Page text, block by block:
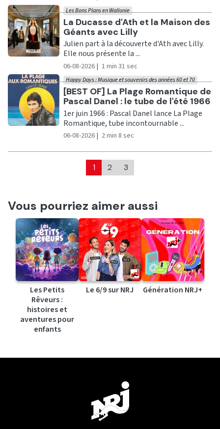
Ecouter
La Ducasse d'Ath et la Maison des
Géants avec Lilly
Les Bons Plans en Wallonie
Julien part à la découverte d'Ath avec Lilly.
Elle nous présente la ...
06-08-2026 | 1 min 31 sec
Ecouter
[BEST OF] La Plage Romantique de
Pascal Danel : le tube de l'été 1966
Happy Days : Musique et souvenirs des années 60 et 70
1er juin 1966 : Pascal Danel lance La Plage
Romantique, tube incontournable ...
06-08-2026 | 2 min 8 sec
1 2 3
Vous pourriez aimer aussi
Les Petits
Rêveurs :
histoires et
aventures pour
enfants
Le 6/9 sur NRJ Génération NRJ+